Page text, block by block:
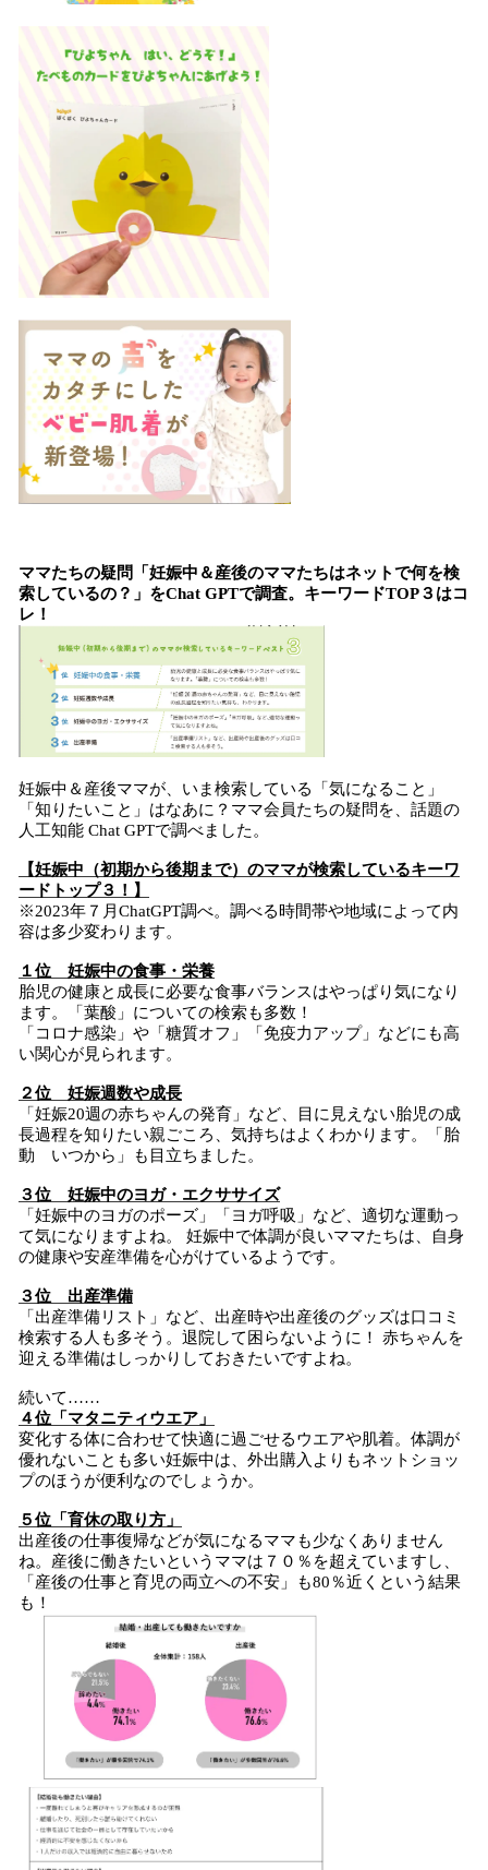
ママたちの疑問「妊娠中＆産後のママたちはネットで何を検
索しているの？」をChat GPTで調査。キーワードTOP３はコ
レ！
妊娠中＆産後ママが、いま検索している「気になること」
「知りたいこと」はなあに？ママ会員たちの疑問を、話題の
人工知能 Chat GPTで調べました。
【妊娠中（初期から後期まで）のママが検索しているキーワ
ードトップ３！】
※2023年７月ChatGPT調べ。調べる時間帯や地域によって内
容は多少変わります。
１位 妊娠中の食事・栄養
胎児の健康と成長に必要な食事バランスはやっぱり気になり
ます。「葉酸」についての検索も多数！
「コロナ感染」や「糖質オフ」「免疫力アップ」などにも高
い関心が見られます。
２位 妊娠週数や成長
「妊娠20週の赤ちゃんの発育」など、目に見えない胎児の成
長過程を知りたい親ごころ、気持ちはよくわかります。「胎
動 いつから」も目立ちました。
３位 妊娠中のヨガ・エクササイズ
「妊娠中のヨガのポーズ」「ヨガ呼吸」など、適切な運動っ
て気になりますよね。 妊娠中で体調が良いママたちは、自身
の健康や安産準備を心がけているようです。
３位 出産準備
「出産準備リスト」など、出産時や出産後のグッズは口コミ
検索する人も多そう。退院して困らないように！ 赤ちゃんを
迎える準備はしっかりしておきたいですよね。
続いて……
４位「マタニティウエア」
変化する体に合わせて快適に過ごせるウエアや肌着。体調が
優れないことも多い妊娠中は、外出購入よりもネットショッ
プのほうが便利なのでしょうか。
５位「育休の取り方」
出産後の仕事復帰などが気になるママも少なくありません
ね。産後に働きたいというママは７０％を超えていますし、
「産後の仕事と育児の両立への不安」も80％近くという結果
も！